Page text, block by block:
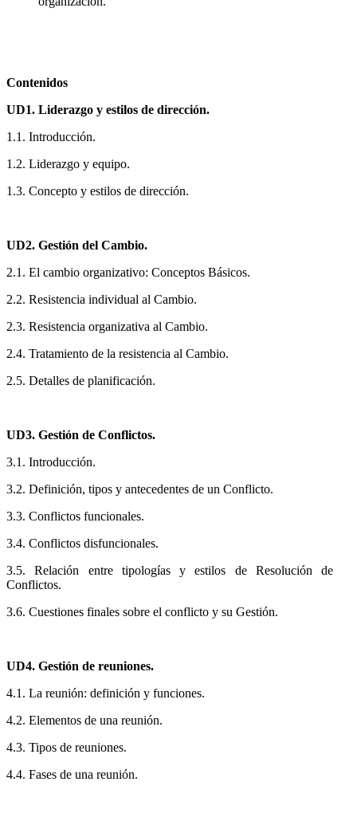
Contenidos
UD1. Liderazgo y estilos de dirección.
1.1. Introducción.
1.2. Liderazgo y equipo.
1.3. Concepto y estilos de dirección.
UD2. Gestión del Cambio.
2.1. El cambio organizativo: Conceptos Básicos.
2.2. Resistencia individual al Cambio.
2.3. Resistencia organizativa al Cambio.
2.4. Tratamiento de la resistencia al Cambio.
2.5. Detalles de planificación.
UD3. Gestión de Conflictos.
3.1. Introducción.
3.2. Definición, tipos y antecedentes de un Conflicto.
3.3. Conflictos funcionales.
3.4. Conflictos disfuncionales.
3.5. Relación entre tipologías y estilos de Resolución de
Conflictos.
3.6. Cuestiones finales sobre el conflicto y su Gestión.
UD4. Gestión de reuniones.
4.1. La reunión: definición y funciones.
4.2. Elementos de una reunión.
4.3. Tipos de reuniones.
4.4. Fases de una reunión.